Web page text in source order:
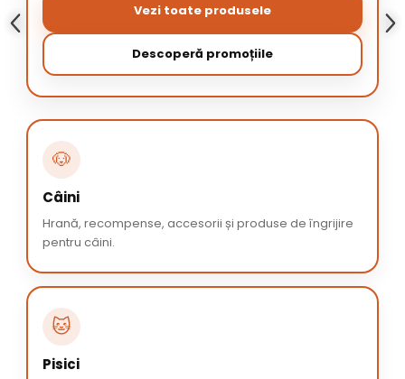
Vezi toate produsele
Descoperă promoțiile
🐶
Câini
Hrană, recompense, accesorii și produse de îngrijire
pentru câini.
🐱
Pisici